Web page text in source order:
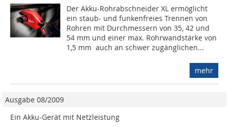
Der Akku-Rohrabschneider XL ermöglicht
ein staub- und funkenfreies Trennen von
Rohren mit Durchmessern von 35, 42 und
54 mm und einer max. Rohrwandstärke von
1,5 mm  auch an schwer zugänglichen...
mehr
Ausgabe 08/2009
Ein Akku-Gerät mit Netzleistung